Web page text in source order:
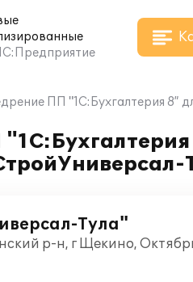
ПП "1С:Бухгалтерия 8”
Тула"
р-н, г Щекино,